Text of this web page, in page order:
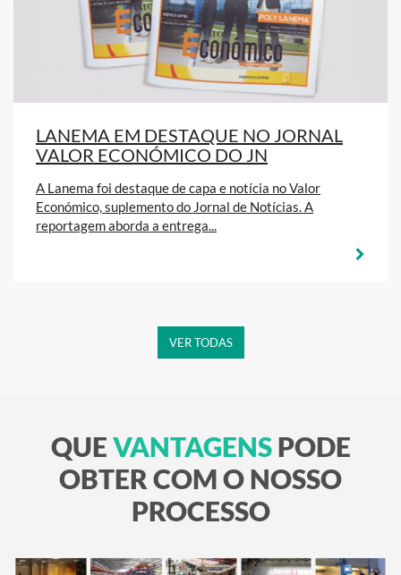
LANEMA EM DESTAQUE NO JORNAL
VALOR ECONÓMICO DO JN
A Lanema foi destaque de capa e notícia no Valor
Económico, suplemento do Jornal de Notícias. A
reportagem aborda a entrega...
VER TODAS
QUEVANTAGENSPODE
OBTER COM O NOSSO
PROCESSO